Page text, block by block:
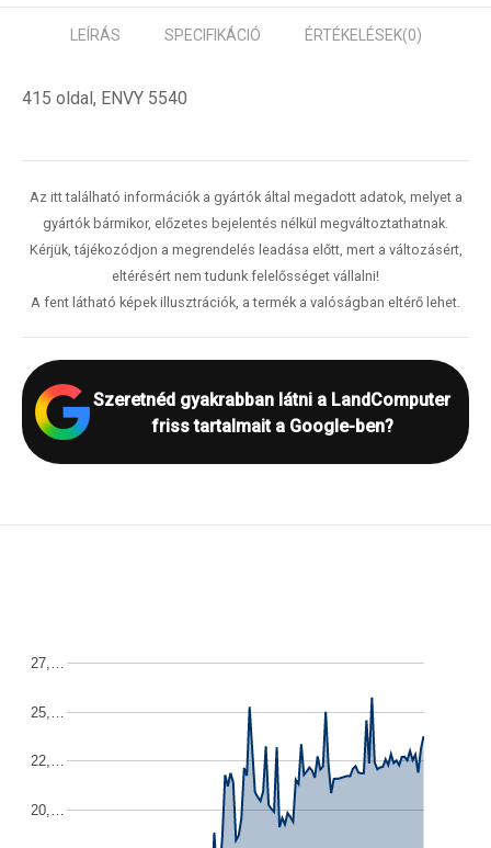
LEÍRÁS SPECIFIKÁCIÓ ÉRTÉKELÉSEK(0)
415 oldal, ENVY 5540
Az itt található információk a gyártók által megadott adatok, melyet a
gyártók bármikor, előzetes bejelentés nélkül megváltoztathatnak.
Kérjük, tájékozódjon a megrendelés leadása előtt, mert a változásért,
eltérésért nem tudunk felelősséget vállalni!
A fent látható képek illusztrációk, a termék a valóságban eltérő lehet.
Szeretnéd gyakrabban látni a LandComputer
friss tartalmait a Google-ben?
20,…
22,…
25,…
27,…